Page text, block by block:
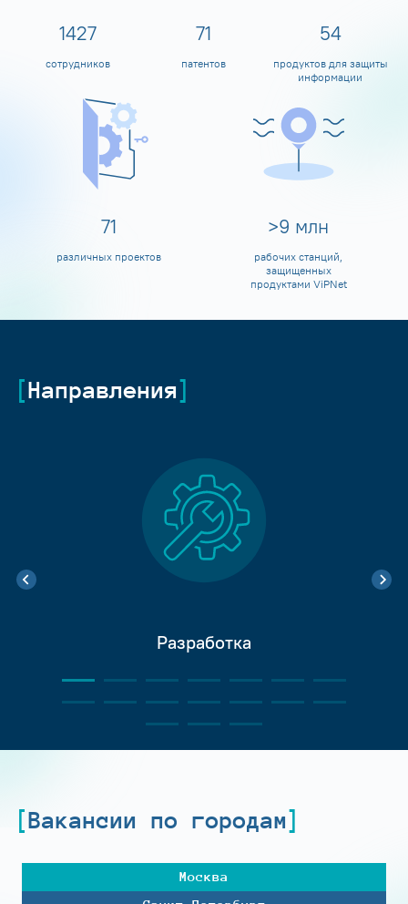
1595
сотрудников
80
патентов
60
продуктов для защиты
информации
80
различных проектов
>10 млн
рабочих станций,
защищенных
продуктами ViPNet
Направления
Разработка
Вакансии по городам
Москва